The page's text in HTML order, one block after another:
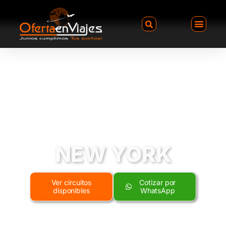
NEW YORK
Ver circuitos
disponibles
Cotizar por
WhatsApp